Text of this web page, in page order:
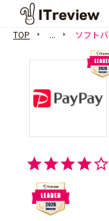
TOP ... ソフト